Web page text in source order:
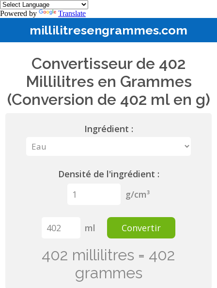
Powered by Translate
millilitresengrammes.com
Convertisseur de 402
Millilitres en Grammes
(Conversion de 402 ml en g)
Ingrédient :
Densité de l'ingrédient :
g/cm³
ml Convertir
402 millilitres = 402
grammes